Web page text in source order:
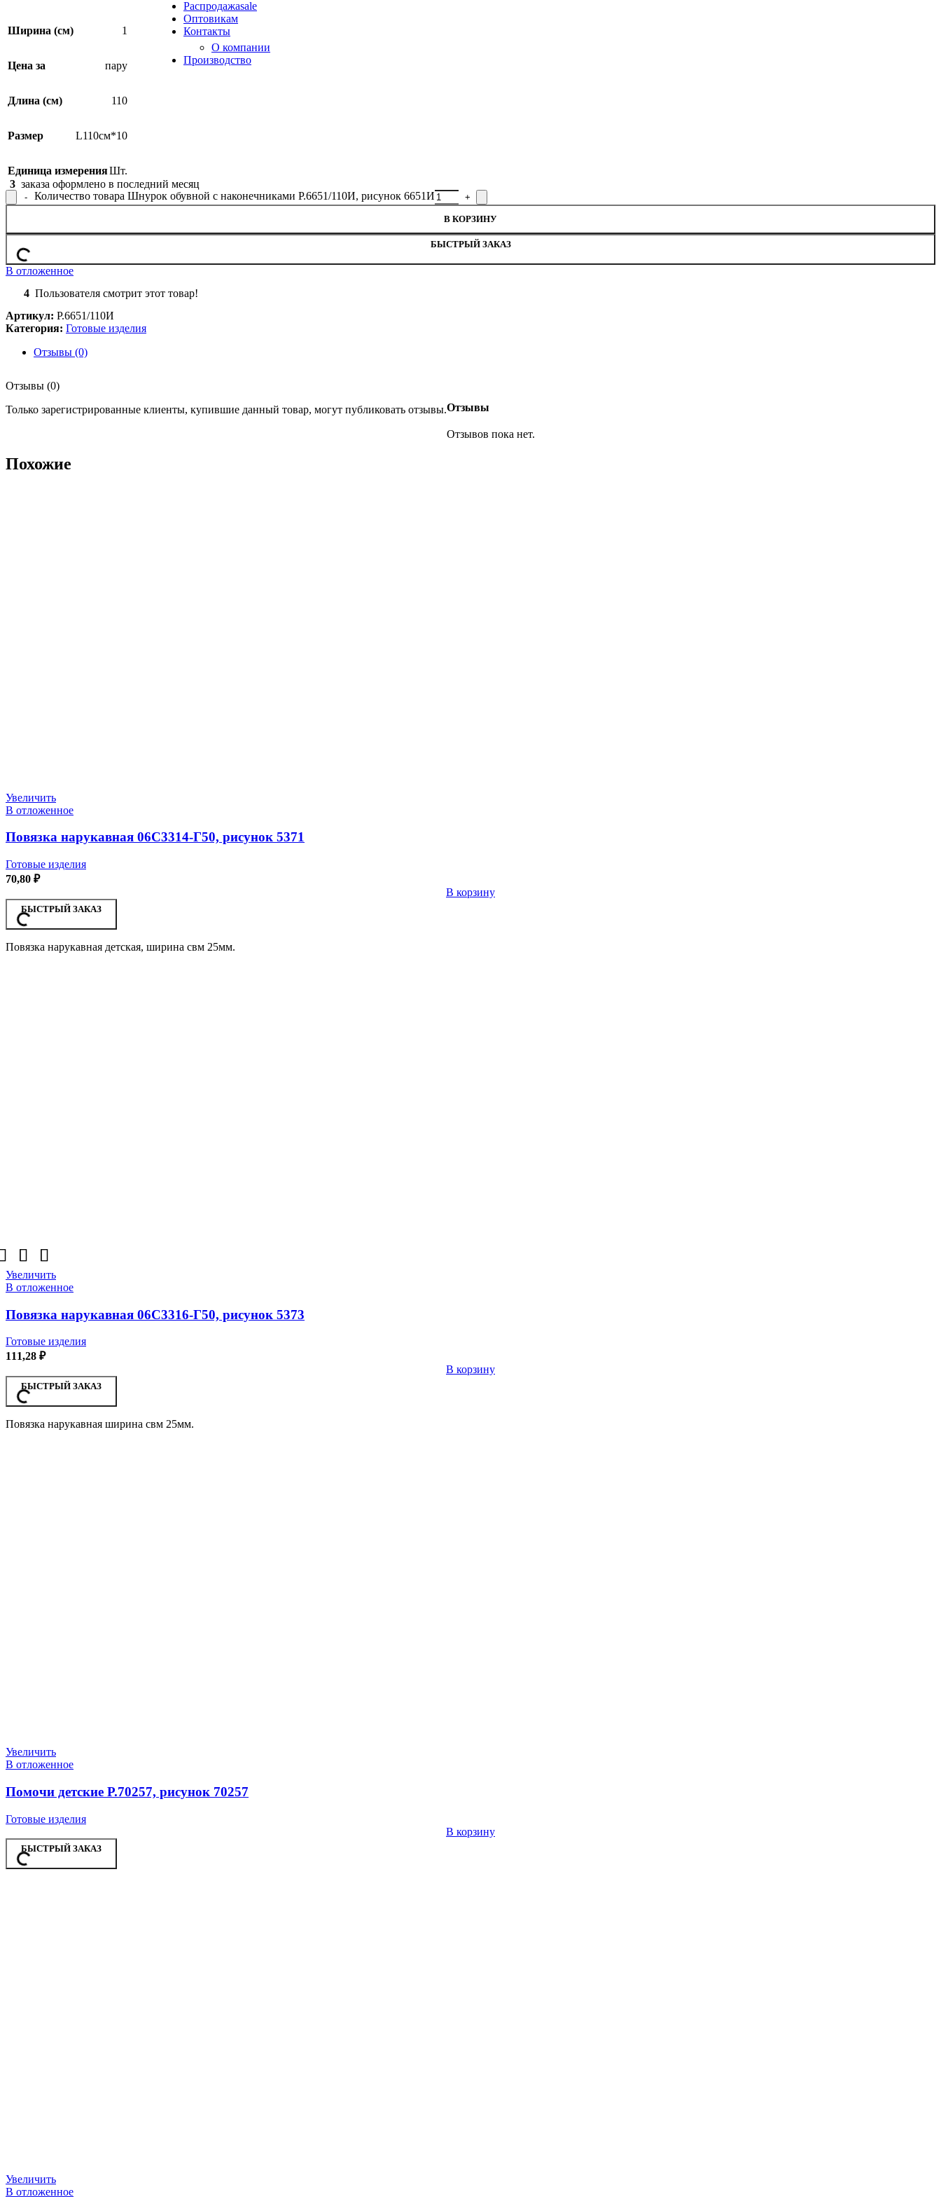
Распродажаsale
Оптовикам
Контакты
О компании
Производство
Ширина (см) 1
Цена за пару
Длина (см) 110
Размер L110см*10
Единица измеренияШт.
3 заказа оформлено в последний месяц
Количество товара Шнурок обувной с наконечниками Р.6651/110И, рисунок 6651И
В КОРЗИНУ
БЫСТРЫЙ ЗАКАЗ
В отложенное
4 Пользователя смотрит этот товар!
Артикул: Р.6651/110И
Категория: Готовые изделия
Отзывы (0)
Отзывы (0)
Отзывы
Отзывов пока нет.
Только зарегистрированные клиенты, купившие данный товар, могут публиковать отзывы.
Похожие
Увеличить
В отложенное
Повязка нарукавная 06С3314-Г50, рисунок 5371
Готовые изделия
70,80 ₽
В корзину
БЫСТРЫЙ ЗАКАЗ
Повязка нарукавная детская, ширина свм 25мм.
Увеличить
В отложенное
Повязка нарукавная 06С3316-Г50, рисунок 5373
Готовые изделия
111,28 ₽
В корзину
БЫСТРЫЙ ЗАКАЗ
Повязка нарукавная ширина свм 25мм.
Увеличить
В отложенное
Помочи детские Р.70257, рисунок 70257
Готовые изделия
В корзину
БЫСТРЫЙ ЗАКАЗ
Увеличить
В отложенное